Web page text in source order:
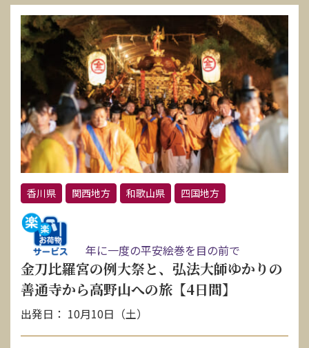
香川県 関西地方 和歌山県 四国地方
年に一度の平安絵巻を目の前で
金刀比羅宮の例大祭と、弘法大師ゆかりの
善通寺から高野山への旅【4日間】
出発日： 10月10日（土）